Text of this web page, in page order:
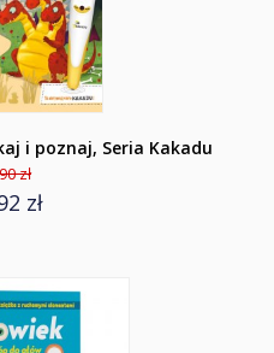
i poznaj, Seria Kakadu
zł
zł